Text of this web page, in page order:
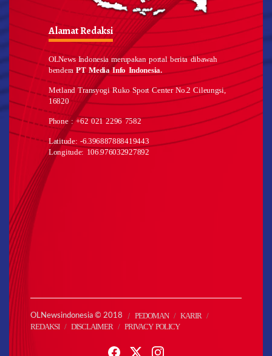
Alamat Redaksi
OLNews Indonesia merupakan portal berita dibawah
benderaPT Media Info Indonesia.
Metland Transyogi Ruko Sport Center No.2 Cileungsi,
16820
Phone : +62 021 2296 7582
Latitude: -6.396887888419443
Longitude: 106.976032927892
OLNewsindonesia © 2018 PEDOMAN
KARIR
REDAKSI
DISCLAIMER PRIVACY POLICY